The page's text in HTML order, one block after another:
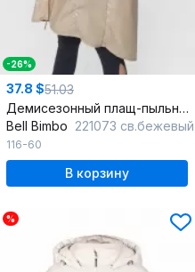
-26%
37.8 $51.03
Демисезонный плащ-пыльник с вышивкой и цифровой печатью
Bell Bimbo 221073 св.бежевый
116-60
В корзину
%